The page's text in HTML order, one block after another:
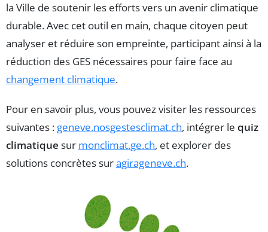
la Ville de soutenir les efforts vers un avenir climatique
durable. Avec cet outil en main, chaque citoyen peut
analyser et réduire son empreinte, participant ainsi à la
réduction des GES nécessaires pour faire face au
changement climatique.
Pour en savoir plus, vous pouvez visiter les ressources
suivantes : geneve.nosgestesclimat.ch, intégrer le quiz
climatique sur monclimat.ge.ch, et explorer des
solutions concrètes suragirageneve.ch.